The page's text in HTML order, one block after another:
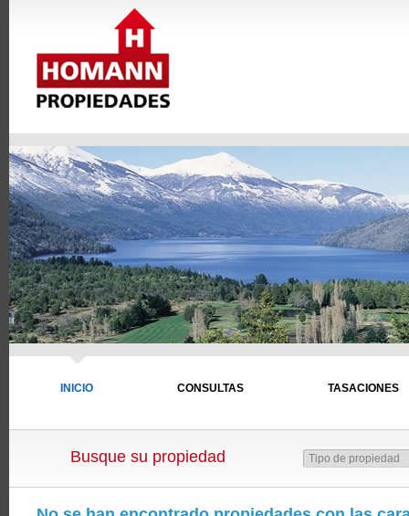
INICIO CONSULTAS TASACIONES
Busque su propiedad